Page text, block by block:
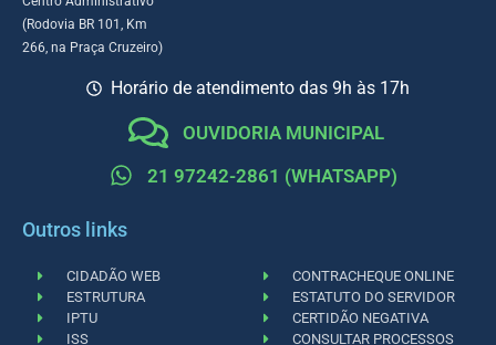
(Rodovia BR 101, Km
266, na Praça Cruzeiro)
Horário de atendimento das 9h às 17h
OUVIDORIA MUNICIPAL
21 97242-2861 (WHATSAPP)
Outros links
CIDADÃO WEB
ESTRUTURA
IPTU
ISS
CONTRACHEQUE ONLINE
ESTATUTO DO SERVIDOR
CERTIDÃO NEGATIVA
CONSULTAR PROCESSOS